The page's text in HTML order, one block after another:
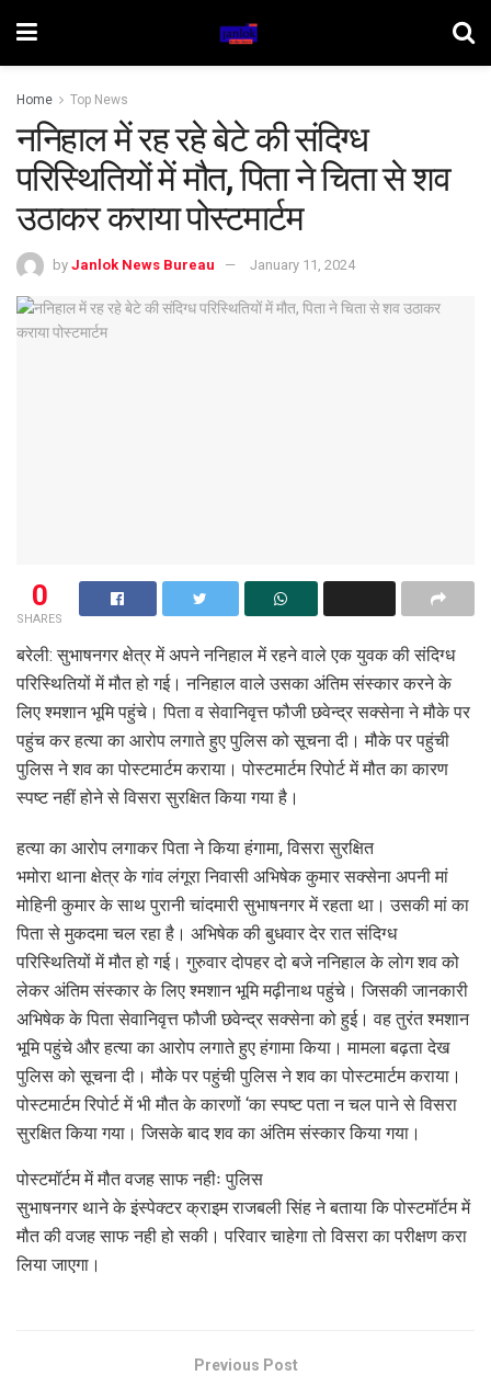
Home Top News
ननिहाल में रह रहे बेटे की संदिग्ध
परिस्थितियों में मौत, पिता ने चिता से शव
उठाकर कराया पोस्टमार्टम
by Janlok News Bureau January 11, 2024
0
SHARES
बरेली: सुभाषनगर क्षेत्र में अपने ननिहाल में रहने वाले एक युवक की संदिग्ध
परिस्थितियों में मौत हो गई। ननिहाल वाले उसका अंतिम संस्कार करने के
लिए श्मशान भूमि पहुंचे। पिता व सेवानिवृत्त फौजी छवेन्द्र सक्सेना ने मौके पर
पहुंच कर हत्या का आरोप लगाते हुए पुलिस को सूचना दी। मौके पर पहुंची
पुलिस ने शव का पोस्टमार्टम कराया। पोस्टमार्टम रिपोर्ट में मौत का कारण
स्पष्ट नहीं होने से विसरा सुरक्षित किया गया है।
हत्या का आरोप लगाकर पिता ने किया हंगामा, विसरा सुरक्षित
भमोरा थाना क्षेत्र के गांव लंगूरा निवासी अभिषेक कुमार सक्सेना अपनी मां
मोहिनी कुमार के साथ पुरानी चांदमारी सुभाषनगर में रहता था। उसकी मां का
पिता से मुकदमा चल रहा है। अभिषेक की बुधवार देर रात संदिग्ध
परिस्थितियों में मौत हो गई। गुरुवार दोपहर दो बजे ननिहाल के लोग शव को
लेकर अंतिम संस्कार के लिए श्मशान भूमि मढ़ीनाथ पहुंचे। जिसकी जानकारी
अभिषेक के पिता सेवानिवृत्त फौजी छवेन्द्र सक्सेना को हुई। वह तुरंत श्मशान
भूमि पहुंचे और हत्या का आरोप लगाते हुए हंगामा किया। मामला बढ़ता देख
पुलिस को सूचना दी। मौके पर पहुंची पुलिस ने शव का पोस्टमार्टम कराया।
पोस्टमार्टम रिपोर्ट में भी मौत के कारणों ‘का स्पष्ट पता न चल पाने से विसरा
सुरक्षित किया गया। जिसके बाद शव का अंतिम संस्कार किया गया।
पोस्टमॉर्टम में मौत वजह साफ नहीः पुलिस
सुभाषनगर थाने के इंस्पेक्टर क्राइम राजबली सिंह ने बताया कि पोस्टमॉर्टम में
मौत की वजह साफ नही हो सकी। परिवार चाहेगा तो विसरा का परीक्षण करा
लिया जाएगा।
Previous Post